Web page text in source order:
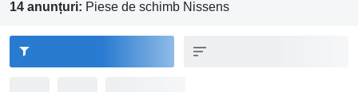
14 anunțuri: Piese de schimb Nissens